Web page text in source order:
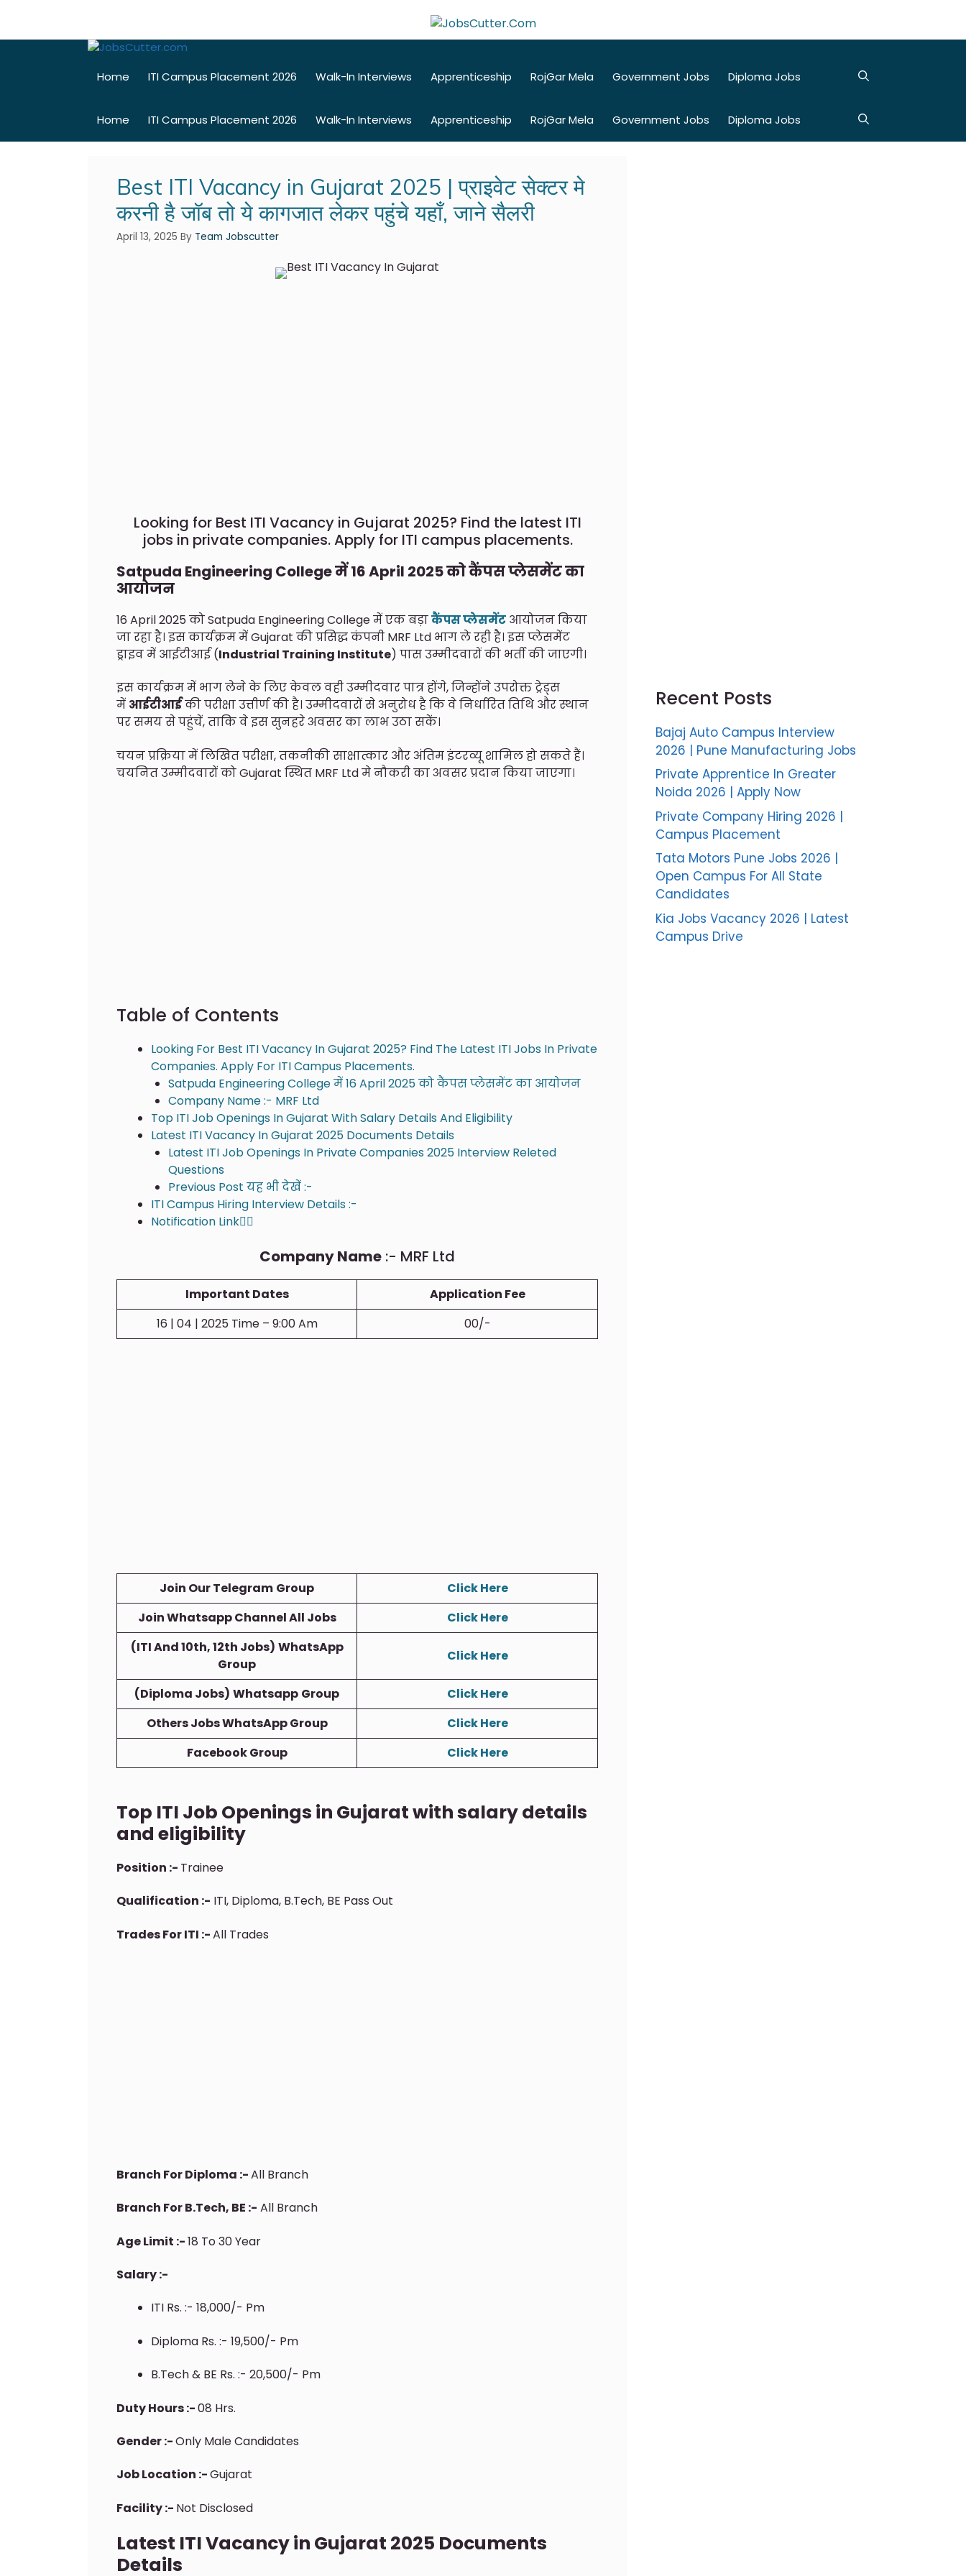
Home ITI Campus Placement 2026 Walk-In Interviews Apprenticeship RojGar Mela Government Jobs Diploma Jobs
Home ITI Campus Placement 2026 Walk-In Interviews Apprenticeship RojGar Mela Government Jobs Diploma Jobs
Best ITI Vacancy in Gujarat 2025 | प्राइवेट सेक्टर मे
करनी है जॉब तो ये कागजात लेकर पहुंचे यहाँ, जाने सैलरी
April 13, 2025 By Team Jobscutter
Looking for Best ITI Vacancy in Gujarat 2025? Find the latest ITI
jobs in private companies. Apply for ITI campus placements.
Satpuda Engineering College में 16 April 2025 को कैंपस प्लेसमेंट का
आयोजन
16 April 2025 को Satpuda Engineering College में एक बड़ाकैंपस प्लेसमेंट आयोजन किया
जा रहा है। इस कार्यक्रम में Gujarat की प्रसिद्ध कंपनी MRF Ltd भाग ले रही है। इस प्लेसमेंट
ड्राइव में आईटीआई (Industrial Training Institute) पास उम्मीदवारों की भर्ती की जाएगी।
इस कार्यक्रम में भाग लेने के लिए केवल वही उम्मीदवार पात्र होंगे, जिन्होंने उपरोक्त ट्रेड्स
में आईटीआईकी परीक्षा उत्तीर्ण की है। उम्मीदवारों से अनुरोध है कि वे निर्धारित तिथि और स्थान
पर समय से पहुंचें, ताकि वे इस सुनहरे अवसर का लाभ उठा सकें।
चयन प्रक्रिया में लिखित परीक्षा, तकनीकी साक्षात्कार और अंतिम इंटरव्यू शामिल हो सकते हैं।
चयनित उम्मीदवारों को Gujarat स्थित MRF Ltd मे नौकरी का अवसर प्रदान किया जाएगा।
Table of Contents
Looking For Best ITI Vacancy In Gujarat 2025? Find The Latest ITI Jobs In Private
Companies. Apply For ITI Campus Placements.
Satpuda Engineering College में 16 April 2025 को कैंपस प्लेसमेंट का आयोजन
Company Name :- MRF Ltd
Top ITI Job Openings In Gujarat With Salary Details And Eligibility
Latest ITI Vacancy In Gujarat 2025 Documents Details
Latest ITI Job Openings In Private Companies 2025 Interview Releted
Questions
Previous Post यह भी देखें :-
ITI Campus Hiring Interview Details :-
Notification Link👇🏻
Company Name :- MRF Ltd
Important Dates
Application Fee
16 | 04 | 2025 Time – 9:00 Am
00/-
Join Our Telegram Group
Click Here
Join Whatsapp Channel All Jobs
Click Here
(ITI And 10th, 12th Jobs) WhatsApp
Group
Click Here
(Diploma Jobs) Whatsapp Group
Click Here
Others Jobs WhatsApp Group
Click Here
Facebook Group
Click Here
Top ITI Job Openings in Gujarat with salary details
and eligibility
Position :- Trainee
Qualification :- ITI, Diploma, B.Tech, BE Pass Out
Trades For ITI :-All Trades
Branch For Diploma :-All Branch
Branch For B.Tech, BE :- All Branch
Age Limit :-18 To 30 Year
Salary :-
ITI Rs. :- 18,000/- Pm
Diploma Rs. :- 19,500/- Pm
B.Tech & BE Rs. :- 20,500/- Pm
Duty Hours :-08 Hrs.
Gender :-Only Male Candidates
Job Location :-Gujarat
Facility :- Not Disclosed
Latest ITI Vacancy in Gujarat 2025 Documents
Details
Recent Posts
Bajaj Auto Campus Interview
2026 | Pune Manufacturing Jobs
Private Apprentice In Greater
Noida 2026 | Apply Now
Private Company Hiring 2026 |
Campus Placement
Tata Motors Pune Jobs 2026 |
Open Campus For All State
Candidates
Kia Jobs Vacancy 2026 | Latest
Campus Drive